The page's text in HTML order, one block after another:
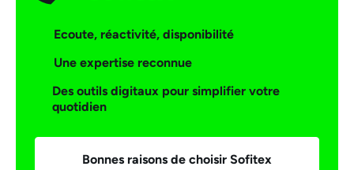
Ecoute, réactivité, disponibilité
Une expertise reconnue
Des outils digitaux pour simplifier votre
quotidien
Bonnes raisons de choisir Sofitex